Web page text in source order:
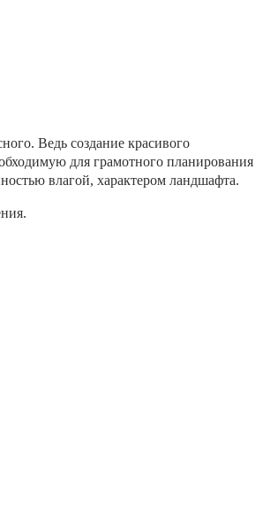
Ведь создание красивого
для грамотного планирования
влагой, характером ландшафта.